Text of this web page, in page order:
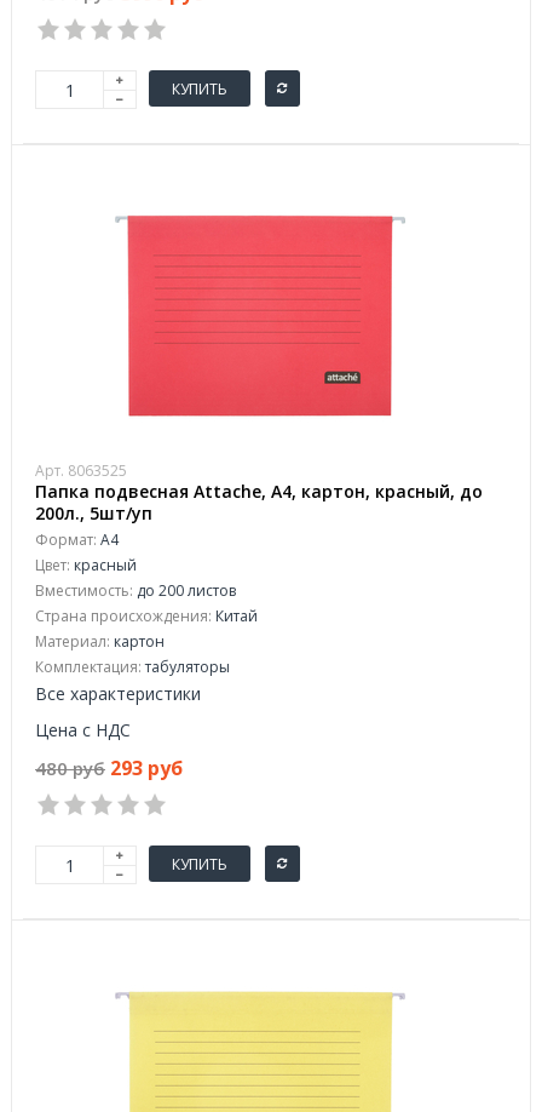
КУПИТЬ
Арт. 8063525
Папка подвесная Attache, А4, картон, красный, до
200л., 5шт/уп
Формат: А4
Цвет: красный
Вместимость: до 200 листов
Страна происхождения: Китай
Материал: картон
Комплектация:табуляторы
Все характеристики
Цена с НДС
480 руб 293 руб
КУПИТЬ